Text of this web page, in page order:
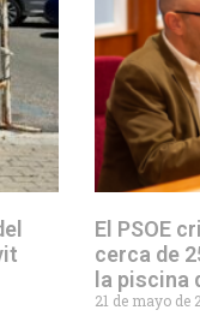
El PSOE
cerca de
la piscina
21 de mayo de